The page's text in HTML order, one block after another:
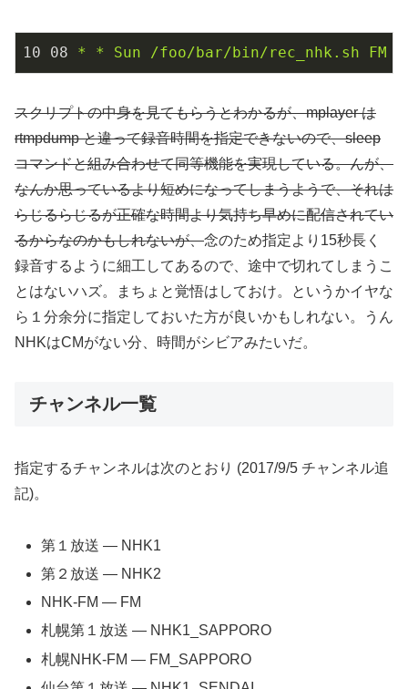
10 08 * * Sun /foo/bar/bin/rec_nhk.sh FM
スクリプトの中身を見てもらうとわかるが、mplayer は
rtmpdump と違って録音時間を指定できないので、sleep
コマンドと組み合わせて同等機能を実現している。んが、
なんか思っているより短めになってしまうようで、それは
らじるらじるが正確な時間より気持ち早めに配信されてい
るからなのかもしれないが、念のため指定より15秒長く
録音するように細工してあるので、途中で切れてしまうこ
とはないハズ。まちょと覚悟はしておけ。というかイヤな
ら１分余分に指定しておいた方が良いかもしれない。うん
NHKはCMがない分、時間がシビアみたいだ。
チャンネル一覧
指定するチャンネルは次のとおり (2017/9/5 チャンネル追
記)。
第１放送 — NHK1
第２放送 — NHK2
NHK-FM — FM
札幌第１放送 — NHK1_SAPPORO
札幌NHK-FM — FM_SAPPORO